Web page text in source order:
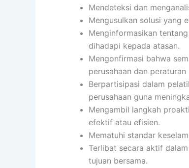
Mendeteksi dan
Mengusulkan solusi yang
Menginformasikan
dihadapi kepada atasan.
Mengonfirmasi bahwa
perusahaan dan
Berpartisipasi dalam
perusahaan guna
Mengambil langkah
efektif atau efisien.
Mematuhi standar
Terlibat secara aktif
tujuan bersama.